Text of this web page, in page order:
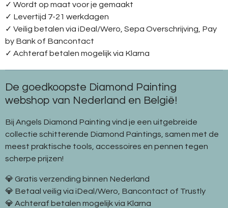
✓ Wordt op maat voor je gemaakt
✓ Levertijd 7-21 werkdagen
✓ Veilig betalen via iDeal/Wero, Sepa Overschrijving, Pay
by Bank of Bancontact
✓ Achteraf betalen mogelijk via Klarna
De goedkoopste Diamond Painting
webshop van Nederland en België!
Bij Angels Diamond Painting vind je een uitgebreide
collectie schitterende Diamond Paintings, samen met de
meest praktische tools, accessoires en pennen tegen
scherpe prijzen!
💎 Gratis verzending binnen Nederland
💎 Betaal veilig via iDeal/Wero, Bancontact of Trustly
💎 Achteraf betalen mogelijk via Klarna